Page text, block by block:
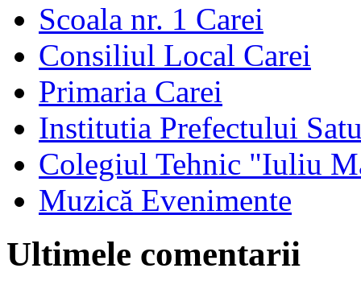
Scoala nr. 1 Carei
Consiliul Local Carei
Primaria Carei
Institutia Prefectului
Colegiul Tehnic "Iuliu
Muzică Evenimente
Ultimele comentarii